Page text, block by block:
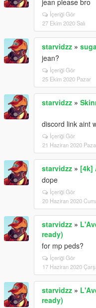
İçeriği Gör
27 Ekim 2020 Salı
starvidzz »
jean?
İçeriği Gör
25 Ekim 2020 Pazar
starvidzz »
discord link aint
İçeriği Gör
21 Haziran 2020
starvidzz » [4k]
dope
İçeriği Gör
20 Haziran 2020
starvidzz »
ready)
for mp peds?
İçeriği Gör
17 Haziran 2020
starvidzz »
ready)